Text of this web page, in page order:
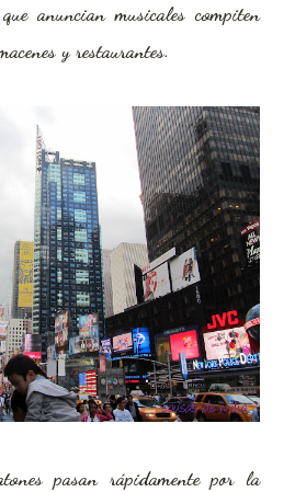
anuncian musicales compiten
y restaurantes.
pasan rápidamente por la